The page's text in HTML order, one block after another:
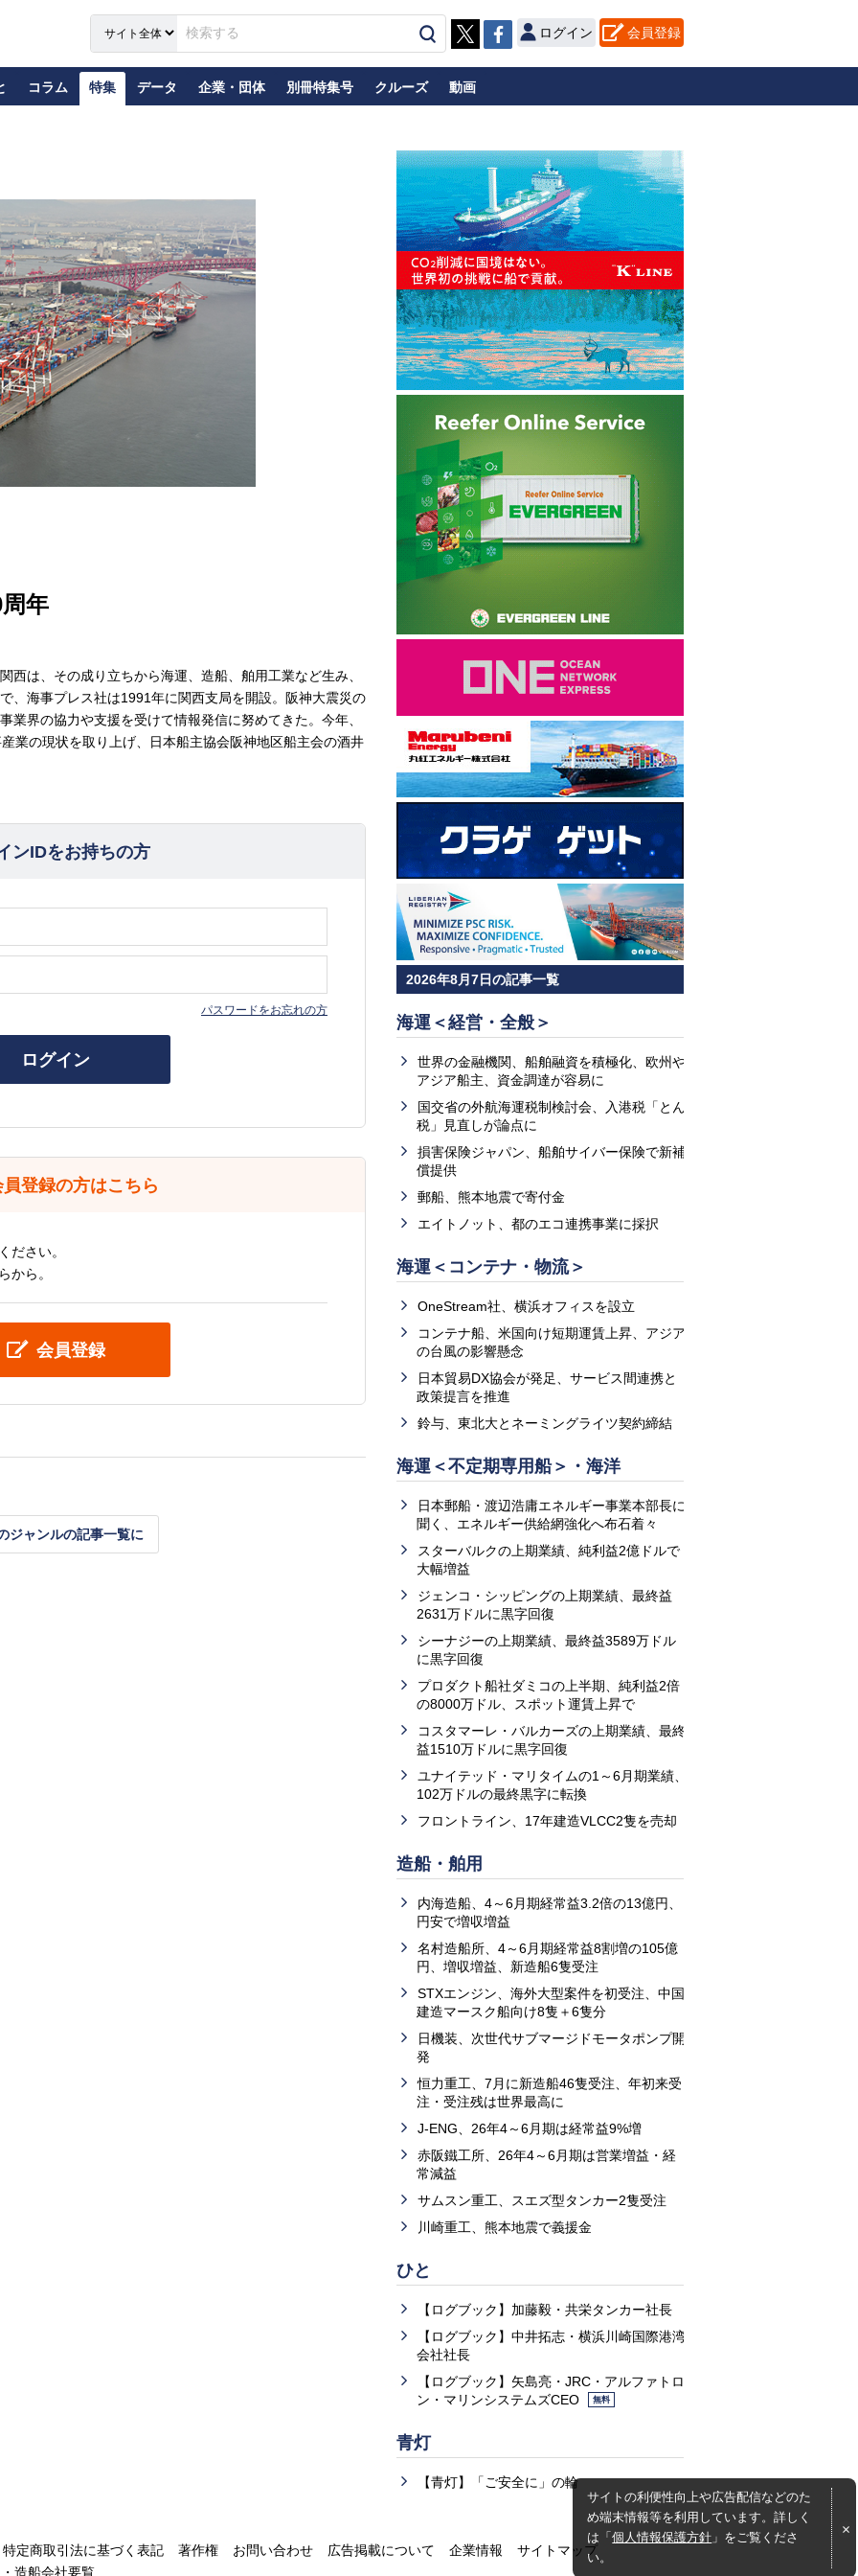
ログイン 会員登録
コラム 特集 データ 企業・団体 別冊特集号 クルーズ 動画
年
西は、その成り立ちから海運、造船、舶用工業など生み、
、海事プレス社は1991年に関西支局を開設。阪神大震災の
業界の協力や支援を受けて情報発信に努めてきた。今年、
業の現状を取り上げ、日本船主協会阪神地区船主会の酒井
ンIDをお持ちの方
パスワードをお忘れの方
ログイン
登録の方はこちら
ださい。
から。
会員登録
ジャンルの記事一覧に
2026年8月7日の記事一覧
海運＜経営・全般＞
世界の金融機関、船舶融資を積極化、欧州や
アジア船主、資金調達が容易に
国交省の外航海運税制検討会、入港税「とん
税」見直しが論点に
損害保険ジャパン、船舶サイバー保険で新補
償提供
郵船、熊本地震で寄付金
エイトノット、都のエコ連携事業に採択
海運＜コンテナ・物流＞
OneStream社、横浜オフィスを設立
コンテナ船、米国向け短期運賃上昇、アジア
の台風の影響懸念
日本貿易DX協会が発足、サービス間連携と
政策提言を推進
鈴与、東北大とネーミングライツ契約締結
海運＜不定期専用船＞・海洋
日本郵船・渡辺浩庸エネルギー事業本部長に
聞く、エネルギー供給網強化へ布石着々
スターバルクの上期業績、純利益2億ドルで
大幅増益
ジェンコ・シッピングの上期業績、最終益
2631万ドルに黒字回復
シーナジーの上期業績、最終益3589万ドル
に黒字回復
プロダクト船社ダミコの上半期、純利益2倍
の8000万ドル、スポット運賃上昇で
コスタマーレ・バルカーズの上期業績、最終
益1510万ドルに黒字回復
ユナイテッド・マリタイムの1～6月期業績、
102万ドルの最終黒字に転換
フロントライン、17年建造VLCC2隻を売却
造船・舶用
内海造船、4～6月期経常益3.2倍の13億円、
円安で増収増益
名村造船所、4～6月期経常益8割増の105億
円、増収増益、新造船6隻受注
STXエンジン、海外大型案件を初受注、中国
建造マースク船向け8隻＋6隻分
日機装、次世代サブマージドモータポンプ開
発
恒力重工、7月に新造船46隻受注、年初来受
注・受注残は世界最高に
J-ENG、26年4～6月期は経常益9%増
赤阪鐵工所、26年4～6月期は営業増益・経
常減益
サムスン重工、スエズ型タンカー2隻受注
川崎重工、熊本地震で義援金
ひと
【ログブック】加藤毅・共栄タンカー社長
【ログブック】中井拓志・横浜川崎国際港湾
会社社長
【ログブック】矢島亮・JRC・アルファトロ
ン・マリンシステムズCEO
無料
青灯
【青灯】「ご安全に」の輪
サイトの利便性向上や広告配信などのた
め端末情報等を利用しています。詳しく
は「個人情報保護方針 」をご覧くださ
い。
特定商取引法に基づく表記 著作権 お問い合わせ 広告掲載について 企業情報
サイトマップ
造船会社要覧